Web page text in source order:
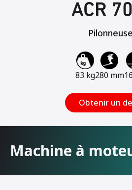
ACR
Pilonneuse
83 kg280 mm
Obtenir un
Machine à